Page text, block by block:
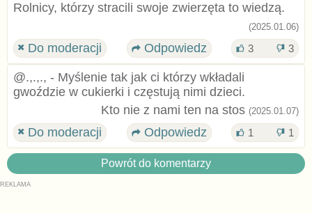
Rolnicy, którzy stracili swoje zwierzęta to wiedzą.
(2025.01.06)
Do moderacji Odpowiedz 3 3
@.,.,., - Myślenie tak jak ci którzy wkładali
gwoździe w cukierki i częstują nimi dzieci.
Kto nie z nami ten na stos (2025.01.07)
Do moderacji Odpowiedz 1 1
Powrót do komentarzy